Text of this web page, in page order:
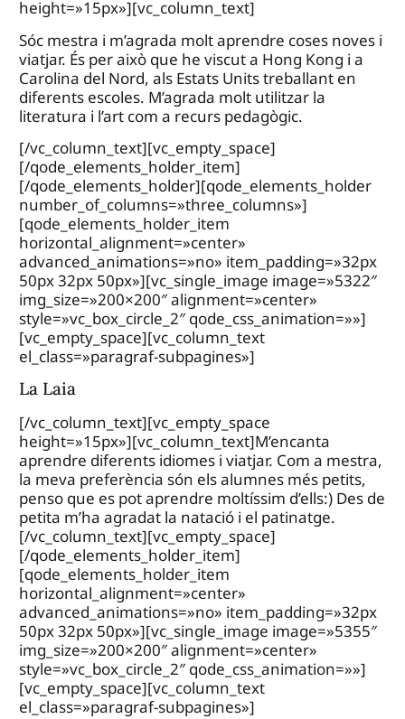
height=»15px»][vc_column_text]
Sóc mestra i m’agrada molt aprendre coses noves i
viatjar. És per això que he viscut a Hong Kong i a
Carolina del Nord, als Estats Units treballant en
diferents escoles. M’agrada molt utilitzar la
literatura i l’art com a recurs pedagògic.
[/vc_column_text][vc_empty_space]
[/qode_elements_holder_item]
[/qode_elements_holder][qode_elements_holder
number_of_columns=»three_columns»]
[qode_elements_holder_item
horizontal_alignment=»center»
advanced_animations=»no» item_padding=»32px
50px 32px 50px»][vc_single_image image=»5322″
img_size=»200×200″ alignment=»center»
style=»vc_box_circle_2″ qode_css_animation=»»]
[vc_empty_space][vc_column_text
el_class=»paragraf-subpagines»]
La Laia
[/vc_column_text][vc_empty_space
height=»15px»][vc_column_text]M’encanta
aprendre diferents idiomes i viatjar. Com a mestra,
la meva preferència són els alumnes més petits,
penso que es pot aprendre moltíssim d’ells:) Des de
petita m’ha agradat la natació i el patinatge.
[/vc_column_text][vc_empty_space]
[/qode_elements_holder_item]
[qode_elements_holder_item
horizontal_alignment=»center»
advanced_animations=»no» item_padding=»32px
50px 32px 50px»][vc_single_image image=»5355″
img_size=»200×200″ alignment=»center»
style=»vc_box_circle_2″ qode_css_animation=»»]
[vc_empty_space][vc_column_text
el_class=»paragraf-subpagines»]